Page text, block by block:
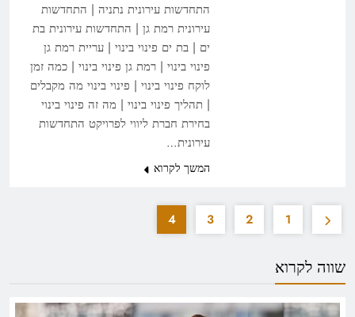
התחדשות עירונית נתניה | התחדשות
עירונית רמת גן | התחדשות עירונית בת
ים | בת ים פינוי בינוי | עריית רמת גן
פינוי בינוי | רמת גן פינוי בינוי | כמה זמן
לוקח פינוי בינוי | פינוי בינוי מה מקבלים
| תהליך פינוי בינוי | מה זה פינוי בינוי
בחירת חברת ליווי לפרויקט התחדשות
עירונית…
המשך לקרוא
1
2
3
4
שווה לקרוא